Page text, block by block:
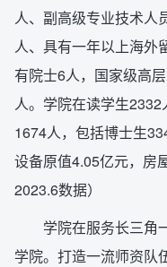
人、副高级专业技术人
人、具有一年以上海外
有院士6人，国家级高
人。学院在读学生
1674人，包括博士生
设备原值4.05亿元，房
2023.6数据）
学院在服务长三角
学院。打造一流师资队